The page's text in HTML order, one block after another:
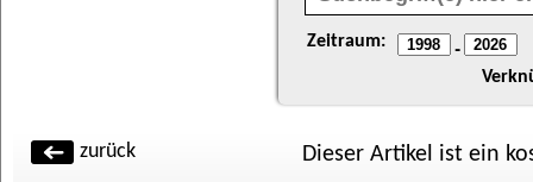
Zeitraum: -
zurück Dieser Artikel ist ein